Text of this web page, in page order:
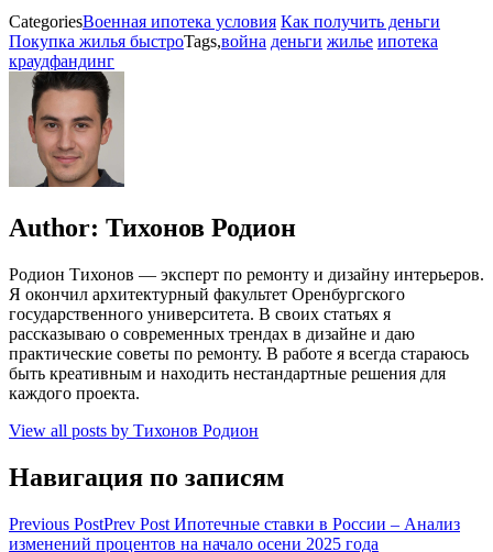
CategoriesВоенная ипотека условия Как получить деньги
Покупка жилья быстроTags,война деньги жилье ипотека
краудфандинг
Author: Тихонов Родион
Родион Тихонов — эксперт по ремонту и дизайну интерьеров.
Я окончил архитектурный факультет Оренбургского
государственного университета. В своих статьях я
рассказываю о современных трендах в дизайне и даю
практические советы по ремонту. В работе я всегда стараюсь
быть креативным и находить нестандартные решения для
каждого проекта.
View all posts by Тихонов Родион
Навигация по записям
Previous PostPrev Post Ипотечные ставки в России – Анализ
изменений процентов на начало осени 2025 года